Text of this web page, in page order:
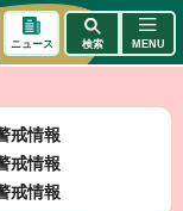
戒情報
戒情報
戒情報
ニュース 検索 MENU